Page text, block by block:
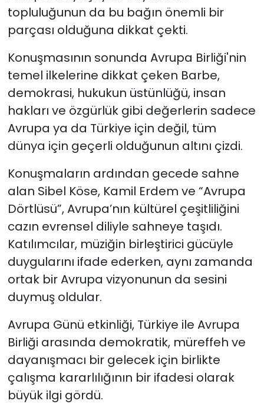
topluluğunun da bu bağın önemli bir
parçası olduğuna dikkat çekti.
Konuşmasının sonunda Avrupa Birliği'nin
temel ilkelerine dikkat çeken Barbe,
demokrasi, hukukun üstünlüğü, insan
hakları ve özgürlük gibi değerlerin sadece
Avrupa ya da Türkiye için değil, tüm
dünya için geçerli olduğunun altını çizdi.
Konuşmaların ardından gecede sahne
alan Sibel Köse, Kamil Erdem ve “Avrupa
Dörtlüsü”, Avrupa’nın kültürel çeşitliliğini
cazın evrensel diliyle sahneye taşıdı.
Katılımcılar, müziğin birleştirici gücüyle
duygularını ifade ederken, aynı zamanda
ortak bir Avrupa vizyonunun da sesini
duymuş oldular.
Avrupa Günü etkinliği, Türkiye ile Avrupa
Birliği arasında demokratik, müreffeh ve
dayanışmacı bir gelecek için birlikte
çalışma kararlılığının bir ifadesi olarak
büyük ilgi gördü.